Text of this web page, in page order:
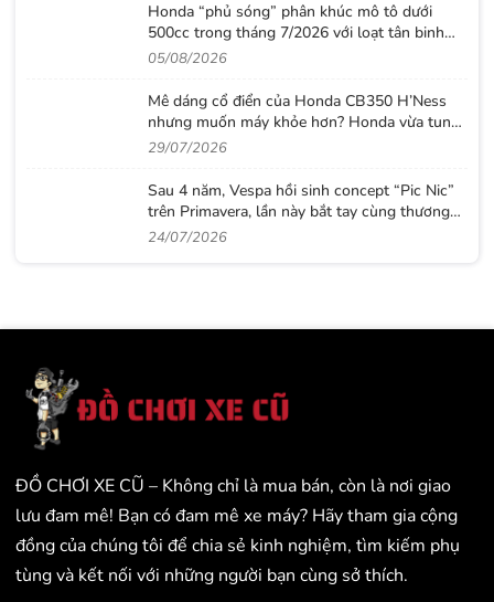
Honda “phủ sóng” phân khúc mô tô dưới
500cc trong tháng 7/2026 với loạt tân binh
đáng chú ý
05/08/2026
Mê dáng cổ điển của Honda CB350 H’Ness
nhưng muốn máy khỏe hơn? Honda vừa tung
ra lời giải với CB500 mới
29/07/2026
Sau 4 năm, Vespa hồi sinh concept “Pic Nic”
trên Primavera, lần này bắt tay cùng thương
hiệu thời trang Gigi
24/07/2026
ĐỒ CHƠI XE CŨ – Không chỉ là mua bán, còn là nơi giao
lưu đam mê! Bạn có đam mê xe máy? Hãy tham gia cộng
đồng của chúng tôi để chia sẻ kinh nghiệm, tìm kiếm phụ
tùng và kết nối với những người bạn cùng sở thích.